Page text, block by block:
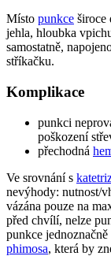
Místo punkce široce
jehla, hloubka
samostatně,
stříkačku.
Komplikace
punkci
poškození
přechodná
Ve srovnání s
nevýhody: nutnost/
vázána pouze na
před chvílí, nelze
punkce
phimosa, která by